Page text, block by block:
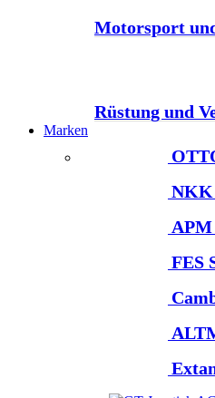
Motorsport
Rüstung und
Marken
NKK
FES